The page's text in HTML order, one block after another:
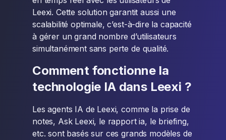
Leexi. Cette solution garantit aussi une
scalabilité optimale, c’est-à-dire la capacité
à gérer un grand nombre d’utilisateurs
simultanément sans perte de qualité.
Comment fonctionne la
technologie IA dans Leexi ?
Les agents IA de Leexi, comme la prise de
notes, Ask Leexi, le rapport ia, le briefing,
etc. sont basés sur ces grands modèles de